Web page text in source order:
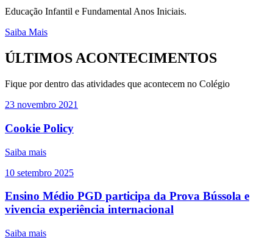
Educação Infantil e Fundamental Anos Iniciais.
Saiba Mais
ÚLTIMOS ACONTECIMENTOS
Fique por dentro das atividades que acontecem no Colégio
23 novembro 2021
Cookie Policy
Saiba mais
10 setembro 2025
Ensino Médio PGD participa da Prova Bússola e
vivencia experiência internacional
Saiba mais